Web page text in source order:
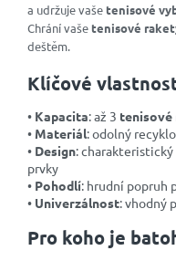
a udržuje vašetenisové
Chrání vašetenisové
deštěm.
Klíčové
• Kapacita: až 3 tenisové
• Materiál: odolný
• Design:
prvky
• Pohodlí: hrudní popruh
• Univerzálnost: vhodný
Pro koho je